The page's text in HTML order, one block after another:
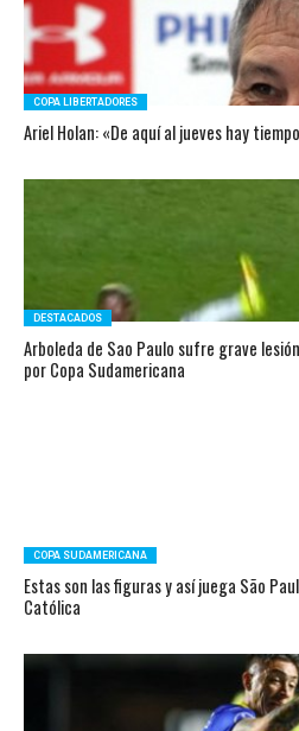
COPA LIBERTADORES
Ariel Holan: «De aquí al jueves hay
DESTACADOS
Arboleda de Sao Paulo sufre grave
por Copa Sudamericana
COPA SUDAMERICANA
Estas son las figuras y así juega São
Católica